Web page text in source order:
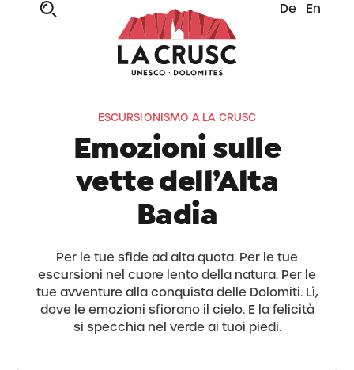
De En
ESCURSIONISMO A LA CRUSC
Emozioni sulle
vette dell’Alta
Badia
Per le tue sfide ad alta quota. Per le tue
escursioni nel cuore lento della natura. Per le
tue avventure alla conquista delle Dolomiti. Lì,
dove le emozioni sfiorano il cielo. E la felicità
si specchia nel verde ai tuoi piedi.